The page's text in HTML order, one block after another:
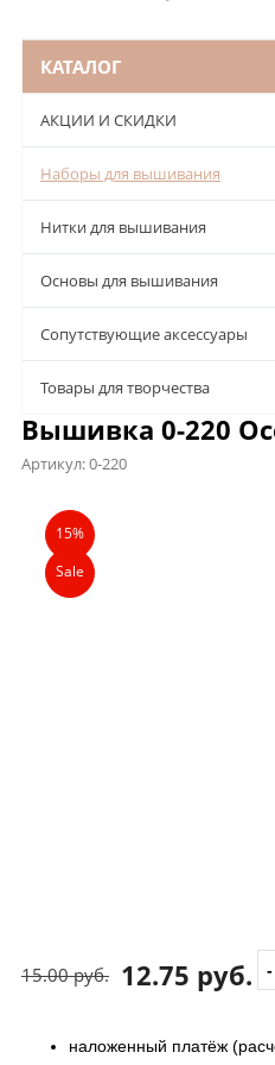
КАТАЛОГ
АКЦИИ И СКИДКИ
Наборы для вышивания
Нитки для вышивания
Основы для вышивания
Сопутствующие аксессуары
Товары для творчества
Вышивка 0-220
Артикул:0-220
Описание
15%
Sale
12.75 руб.
15.00 руб.
наложенный платёж